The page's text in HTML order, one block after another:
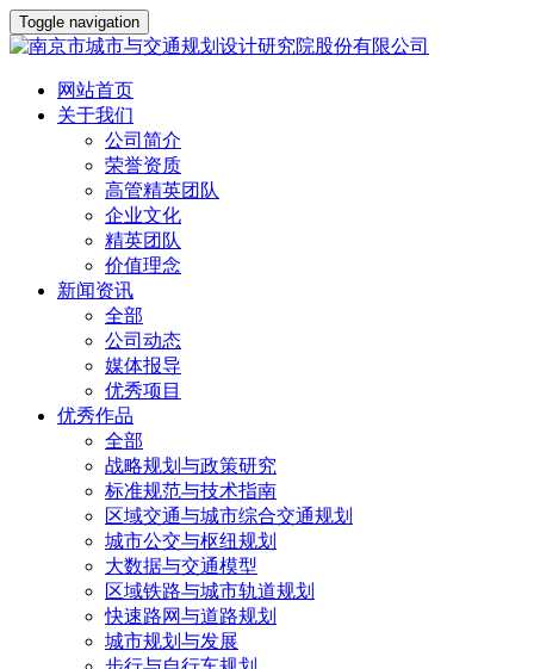
Toggle navigation
网站首页
关于我们
公司简介
荣誉资质
高管精英团队
企业文化
精英团队
价值理念
新闻资讯
全部
公司动态
媒体报导
优秀项目
优秀作品
全部
战略规划与政策研究
标准规范与技术指南
区域交通与城市综合交通规划
城市公交与枢纽规划
大数据与交通模型
区域铁路与城市轨道规划
快速路网与道路规划
城市规划与发展